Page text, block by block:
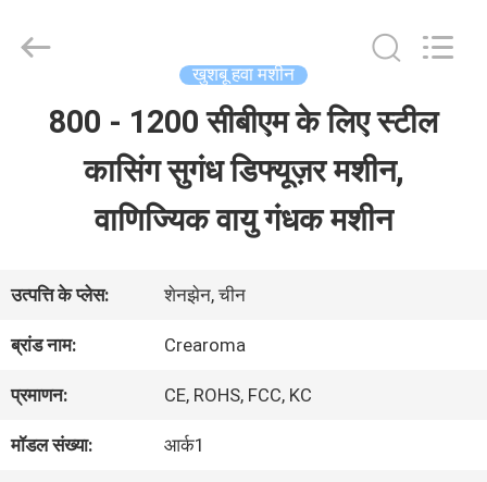
वीडियो
वीआर
दिखाएँ
Online
खुशबू हवा मशीन
800 - 1200 सीबीएम के लिए स्टील
कासिंग सुगंध डिफ्यूज़र मशीन,
वाणिज्यिक वायु गंधक मशीन
उत्पत्ति के प्लेस: शेनझेन, चीन
ब्रांड नाम: Crearoma
प्रमाणन: CE, ROHS, FCC, KC
मॉडल संख्या: आर्क1